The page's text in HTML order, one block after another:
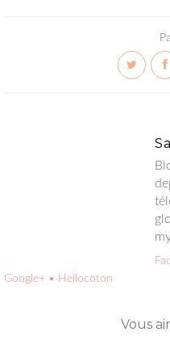
Blogueuse passionnée par
séries télé, à la bonne
•Instagram •